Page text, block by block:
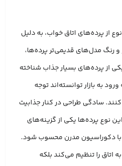
از پرده‌های اتاق خواب، به دلیل
رنگ مدل‌های قدیمی‌تر پرده‌ها،
از پرده‌های بسیار جذاب شناخته
به بازار توانسته‌اند توجه
کنند. سادگی طراحی در کنار جذابیت
نوع پرده‌ها یکی از گزینه‌های
با دکوراسیون مدرن محسوب شود.
اتاق را تنظیم می‌کند بلکه